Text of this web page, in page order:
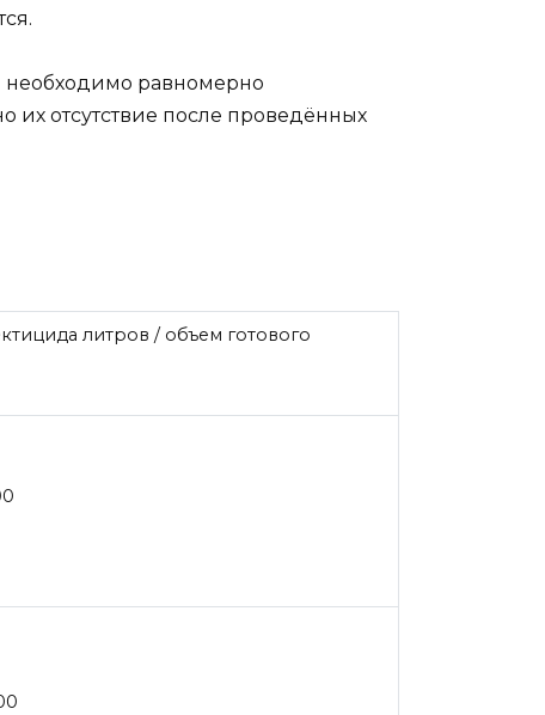
необходимо равномерно
их отсутствие после проведённых
литров / объем готового